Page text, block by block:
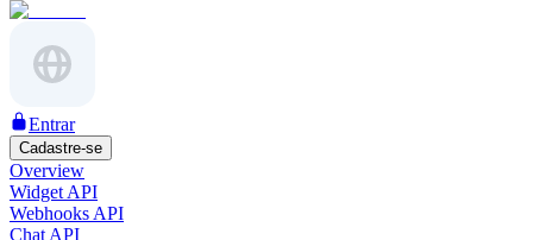
Entrar
Cadastre-se
Overview
Widget API
Webhooks API
Chat API